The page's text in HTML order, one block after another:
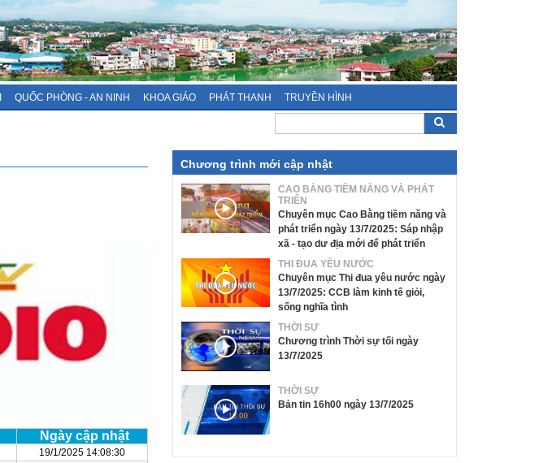
QUỐC PHÒNG - AN NINH KHOA GIÁO PHÁT THANH TRUYỀN HÌNH
Ngày cập nhật
19/1/2025 14:08:30
Chương trình mới cập nhật
CAO BẰNG TIỀM NĂNG VÀ PHÁT
TRIỂN
Chuyên mục Cao Bằng tiềm năng và
phát triển ngày 13/7/2025: Sáp nhập
xã - tạo dư địa mới để phát triển
THI ĐUA YÊU NƯỚC
Chuyên mục Thi đua yêu nước ngày
13/7/2025: CCB làm kinh tế giỏi,
sống nghĩa tình
THỜI SỰ
Chương trình Thời sự tối ngày
13/7/2025
THỜI SỰ
Bản tin 16h00 ngày 13/7/2025